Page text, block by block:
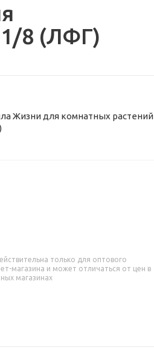
1/8 (ЛФГ)
Жизни для комнатных растений
только для оптового
магазина и может отличаться от цен в
магазинах